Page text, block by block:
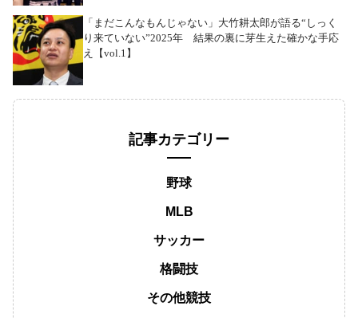
「まだこんなもんじゃない」大竹耕太郎が語る“しっく
り来ていない”2025年 結果の裏に芽生えた確かな手応
え【vol.1】
記事カテゴリー
野球
MLB
サッカー
格闘技
その他競技